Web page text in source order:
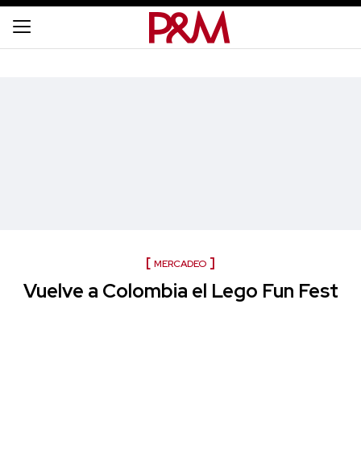
MERCADEO
Vuelve a Colombia el Lego Fun Fest